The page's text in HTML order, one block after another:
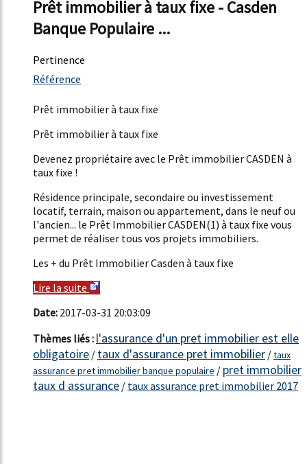
Prêt immobilier à taux fixe - Casden
Banque Populaire ...
Pertinence
4583%
Référence
Prêt immobilier à taux fixe
Prêt immobilier à taux fixe
Devenez propriétaire avec le Prêt immobilier CASDEN à
taux fixe !
Résidence principale, secondaire ou investissement
locatif, terrain, maison ou appartement, dans le neuf ou
l'ancien... le Prêt Immobilier CASDEN(1) à taux fixe vous
permet de réaliser tous vos projets immobiliers.
Les + du Prêt Immobilier Casden à taux fixe
Lire la suite
Date: 2017-03-31 20:03:09
Thèmes liés : l'assurance d'un pret immobilier est elle
obligatoire / taux d'assurance pret immobilier /taux
assurance pret immobilier banque populaire / pret immobilier
taux d assurance / taux assurance pret immobilier 2017